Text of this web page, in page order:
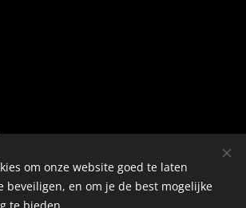
Cookies
om onze website goed te laten
beveiligen, en om je de best mogelijke